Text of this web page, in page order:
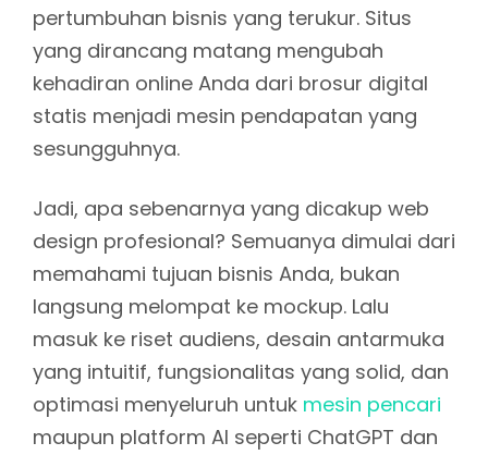
pertumbuhan bisnis yang terukur. Situs
yang dirancang matang mengubah
kehadiran online Anda dari brosur digital
statis menjadi mesin pendapatan yang
sesungguhnya.
Jadi, apa sebenarnya yang dicakup web
design profesional? Semuanya dimulai dari
memahami tujuan bisnis Anda, bukan
langsung melompat ke mockup. Lalu
masuk ke riset audiens, desain antarmuka
yang intuitif, fungsionalitas yang solid, dan
optimasi menyeluruh untuk mesin pencari
maupun platform AI seperti ChatGPT dan